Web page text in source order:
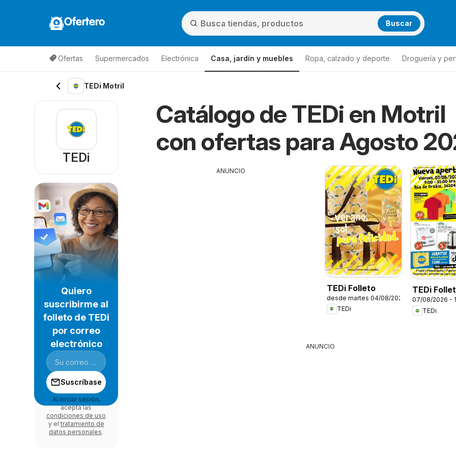
Ofertero Buscar
Ofertas Supermercados Electrónica Casa, jardín y muebles Ropa, calzado y deporte Droguería y
TEDi Motril
Catálogo de TEDi en Motril
con ofertas para Agosto
ANUNCIO
TEDi Folleto
desde martes 04/08/2026
TEDi
TEDi
07/08/2026 -
TEDi
ANUNCIO
TEDi
Quiero
suscribirme al
folleto de TEDi
por correo
electrónico
Suscríbase
Al iniciar sesión,
acepta las
condiciones de uso
y el tratamiento de
datos personales.